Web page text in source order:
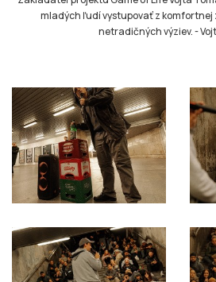
mladých ľudí vystupovať z
netradičných výziev.-